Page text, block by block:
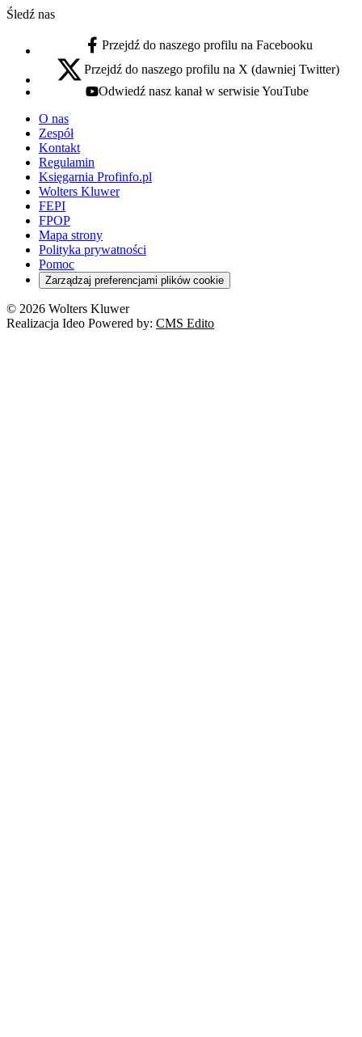
Śledź nas
facebook - otwiera się w nowej karcie
Przejdź do naszego profilu na Facebooku
x - otwiera się w nowej karcie
Przejdź do naszego profilu na X (dawniej Twitter)
youtube - otwiera się w nowej karcie
Odwiedź nasz kanał w serwisie YouTube
O nas
Zespół
Kontakt
Regulamin
Księgarnia Profinfo.pl
Wolters Kluwer
FEPI
FPOP
Mapa strony
Polityka prywatności
Pomoc
Zarządzaj preferencjami plików cookie
© 2026 Wolters Kluwer
Realizacja Ideo Powered by: CMS Edito